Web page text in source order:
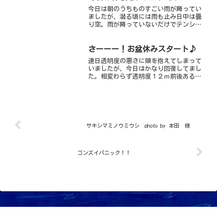
今日は朝のうちものすごい雨が降ってい
ましたが、潜る頃には雨も止み日中は曇
り空。雨が降っていないだけでテンショ
GO！！－１２ｍ付近から水温が周りより
さーーー！お盆休みスタート♪
連日透明度の悪さに頭を抱えてしまって
いましたが、今日はかなり回復してまし
た。相変わらず透明度１２ｍ前後あるエ
サキシマミノウミウシ photo by 本田 様
ゴンズイパニック！！